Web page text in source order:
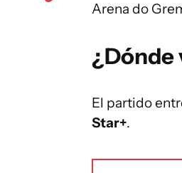
Arena do
¿Dónde
El partido
Star+.